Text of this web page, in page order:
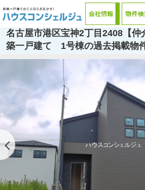
名古屋市港区宝神2丁目2408【仲
築一戸建て 1号棟の過去掲載物